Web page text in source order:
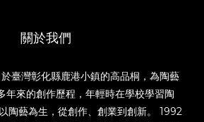
關於我們
臺灣彰化縣鹿港小鎮的高品桐，為陶藝
年來的創作歷程，年輕時在學校學習陶
陶藝為生，從創作、創業到創新。 1992